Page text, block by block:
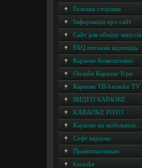
Головна сторінка
Інформація про сайт
Сайт для обміну мінусів
FAQ питання відповідь
Караоке безкоштовно
Онлайн Караоке Ігри
Караоке ТВ-karaoke TV
ВИДЕО КАРАОКЕ
KARAOKE FOTO
Караоке на мобільном...
Софт караоке
Правовласникам
karaoke